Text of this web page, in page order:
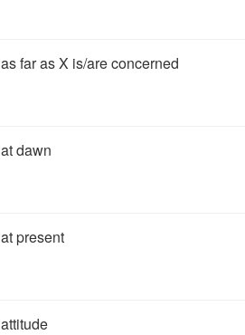
as far as X is/are concerned
at dawn
at present
attitude